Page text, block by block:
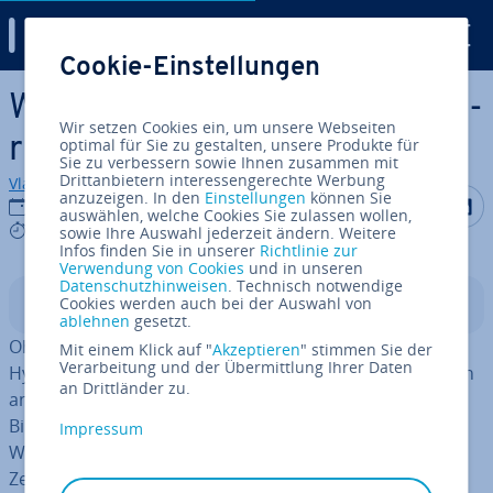
Zum Haupt­in­halt springen
Was bietet HTML 5.1 an Neue­
run­gen?
Vladimir Simovic
02.03.2020
7 mins
Auf Auf
In­halts­ver­zeich­nis
Ohne HTML („Hypertext Markup Language“, zu Deutsch
Hypertext-Aus­zeich­nungs­spra­che) wäre das Internet ein
anderes: Die Aus­zeich­nungs­spra­che struk­tu­riert Texte,
Bilder oder Links und bildet damit die Grundlage des
World Wide Webs. Al­ler­dings hat sich das Web mit der
Zeit verändert.Mul­ti­me­dia ist zu einem wichtigen
Cookie-Einstellungen
Wir setzen Cookies ein, um unsere Webseiten
optimal für Sie zu gestalten, unsere Produkte für
Sie zu verbessern sowie Ihnen zusammen mit
Drittanbietern interessengerechte Werbung
anzuzeigen. In den Einstellungen können Sie
auswählen, welche Cookies Sie zulassen wollen,
sowie Ihre Auswahl jederzeit ändern. Weitere
Infos finden Sie in unserer Richtlinie zur
Verwendung von Cookies und in unseren
Datenschutzhinweisen. Technisch notwendige
Cookies werden auch bei der Auswahl von
ablehnen gesetzt.
Mit einem Klick auf "Akzeptieren" stimmen Sie der
Verarbeitung und der Übermittlung Ihrer Daten
an Drittländer zu.
Impressum